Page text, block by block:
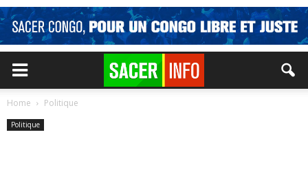
Home Politique
Politique